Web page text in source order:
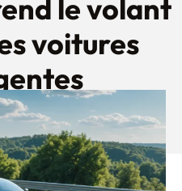
le volant
voitures